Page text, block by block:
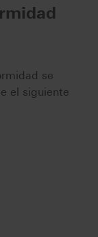
se
el siguiente